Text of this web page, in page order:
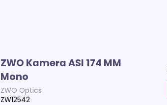
ZWO Kamera ASI 174 MM
Mono
ZWO Optics
ZW12542